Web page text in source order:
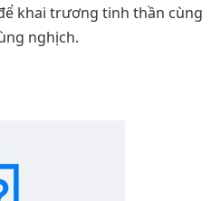
khai trương tinh thần cùng
nghịch.